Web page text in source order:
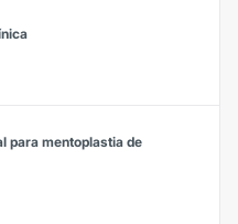
para mentoplastia de